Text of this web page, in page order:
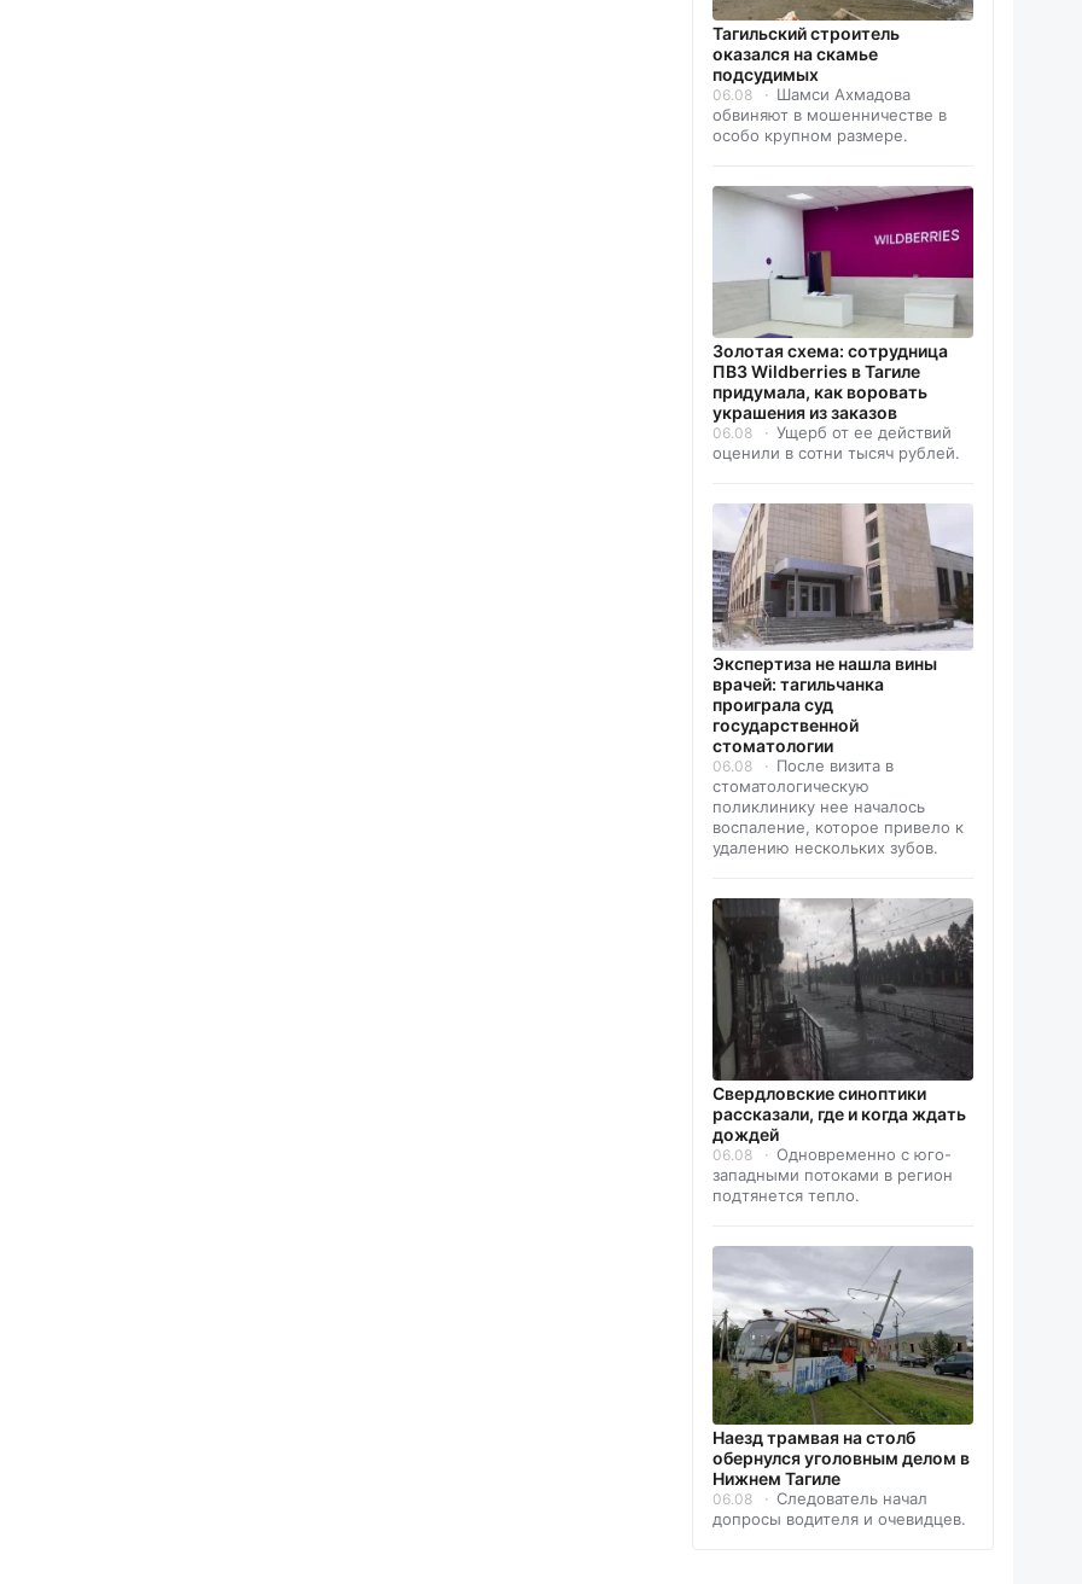
Тагильский строитель
оказался на скамье
подсудимых
06.08
Шамси Ахмадова
обвиняют в мошенничестве в
особо крупном размере.
Золотая схема: сотрудница
ПВЗ Wildberries в Тагиле
придумала, как воровать
украшения из заказов
06.08
Ущерб от ее действий
оценили в сотни тысяч рублей.
Экспертиза не нашла вины
врачей: тагильчанка
проиграла суд
государственной
стоматологии
06.08
После визита в
стоматологическую
поликлинику нее началось
воспаление, которое привело к
удалению нескольких зубов.
Свердловские синоптики
рассказали, где и когда ждать
дождей
06.08
Одновременно с юго-
западными потоками в регион
подтянется тепло.
Наезд трамвая на столб
обернулся уголовным делом в
Нижнем Тагиле
06.08
Следователь начал
допросы водителя и очевидцев.